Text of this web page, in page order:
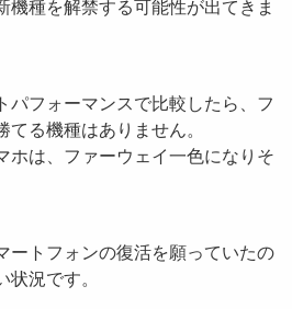
機種を解禁する可能性が出てきま
パフォーマンスで比較したら、フ
る機種はありません。
ホは、ファーウェイ一色になりそ
ートフォンの復活を願っていたの
況です。